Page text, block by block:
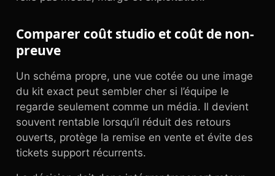
Comparer coût studio et coût de non-
preuve
Un schéma propre, une vue cotée ou une image
du kit exact peut sembler cher si l’équipe le
regarde seulement comme un média. Il devient
souvent rentable lorsqu’il réduit des retours
ouverts, protège la remise en vente et évite des
tickets support récurrents.